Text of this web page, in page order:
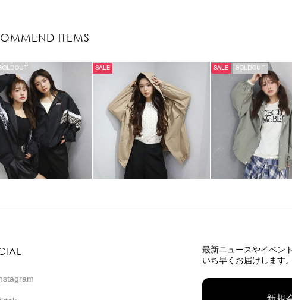
ITEMS
SALE SALE SOLDOUT
最新ニュースやイベント
いち早くお届けします